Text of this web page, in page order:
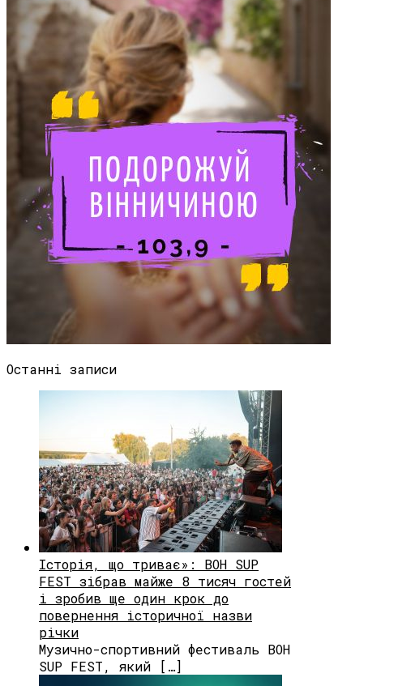
Останні записи
Історія, що триває»: BOH SUP
FEST зібрав майже 8 тисяч гостей
і зробив ще один крок до
повернення історичної назви
річки
Музично-спортивний фестиваль BOH
SUP FEST, який […]